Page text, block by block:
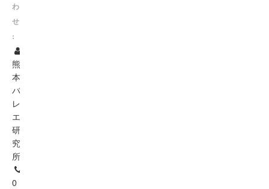
わ
せ
:
熊
本
バ
レ
エ
研
究
所
0